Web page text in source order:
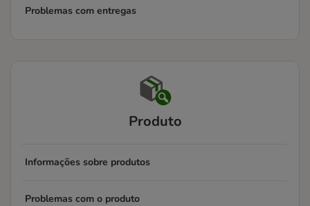
Problemas com entregas
Produto
Informações sobre produtos
Problemas com o produto